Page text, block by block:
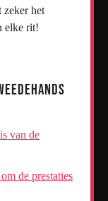
zeker het
elke rit!
van de
de prestaties